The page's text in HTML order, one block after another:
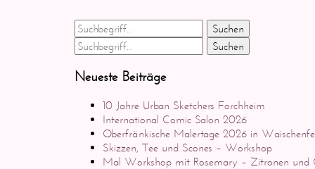
Suchen
Suchen
Neueste Beiträge
10 Jahre Urban Sketchers Forchheim
International Comic Salon 2026
Oberfränkische Malertage 2026 in
Skizzen, Tee und Scones – Workshop
Mal Workshop mit Rosemary – Zitronen und